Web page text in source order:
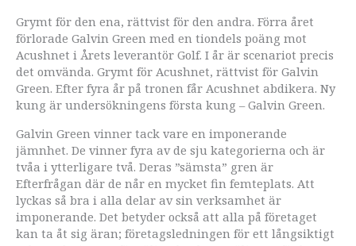
Grymt för den ena, rättvist för den andra. Förra året
förlorade Galvin Green med en tiondels poäng mot
Acushnet i Årets leverantör Golf. I år är scenariot precis
det omvända. Grymt för Acushnet, rättvist för Galvin
Green. Efter fyra år på tronen får Acushnet abdikera. Ny
kung är undersökningens första kung – Galvin Green.
Galvin Green vinner tack vare en imponerande
jämnhet. De vinner fyra av de sju kategorierna och är
tvåa i ytterligare två. Deras ”sämsta” gren är
Efterfrågan där de når en mycket fin femteplats. Att
lyckas så bra i alla delar av sin verksamhet är
imponerande. Det betyder också att alla på företaget
kan ta åt sig äran; företagsledningen för ett långsiktigt